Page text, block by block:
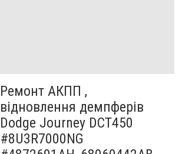
Ремонт АКПП ,
відновлення демпферів
Dodge Journey DCT450
#8U3R7000NG